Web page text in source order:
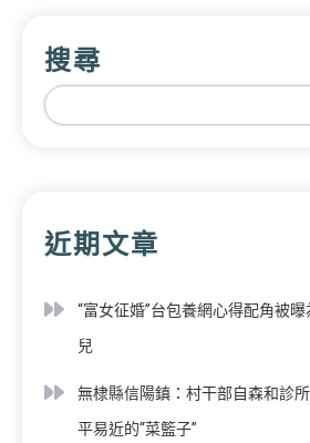
搜尋
近期文章
“富女征婚”台包養網心得配角被
兒
無棣縣信陽鎮：村干部自森和診
平易近的“菜籃子”